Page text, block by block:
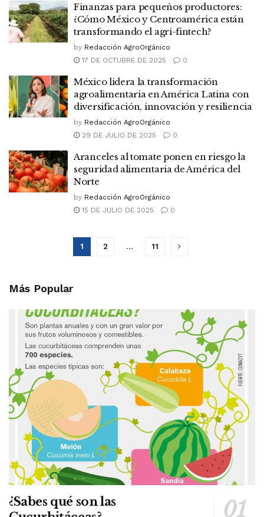
Finanzas para pequeños productores:
¿Cómo México y Centroamérica están
transformando el agri-fintech?
by Redacción AgroOrgánico
17 DE OCTUBRE DE 2025
0
México lidera la transformación
agroalimentaria en América Latina con
diversificación, innovación y resiliencia
by Redacción AgroOrgánico
29 DE JULIO DE 2025
0
Aranceles al tomate ponen en riesgo la
seguridad alimentaria de América del
Norte
by Redacción AgroOrgánico
15 DE JULIO DE 2025
0
1 2 … 11
Más Popular
¿Sabes qué son las